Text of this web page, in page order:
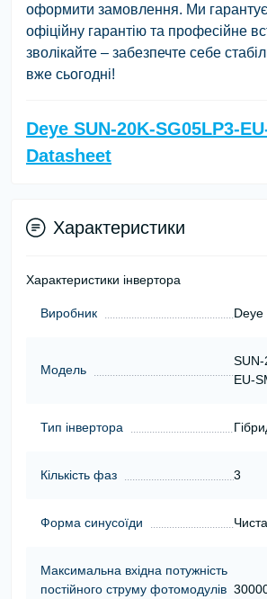
оформити замовлення. Ми
офіційну гарантію та професійне
зволікайте – забезпечте себе
вже сьогодні!
Deye SUN-20K-SG05LP3-
Datasheet
Характеристики
Характеристики інвертора
Виробник Deye
Модель
EU-
Тип інвертора
Кількість фаз 3
Форма синусоїди
Максимальна вхідна потужність
постійного струму фотомодулів